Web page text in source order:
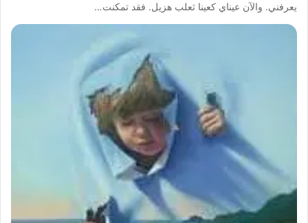
يعرفني. والآن عيناي كعينا ثعلب هزيل. فقد تمكنت…